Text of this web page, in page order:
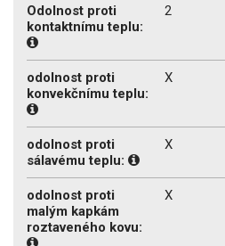
Odolnost proti
kontaktnímu teplu:
2
odolnost proti
konvekčnímu teplu:
X
odolnost proti
sálavému teplu:
X
odolnost proti
malým kapkám
roztaveného kovu:
X